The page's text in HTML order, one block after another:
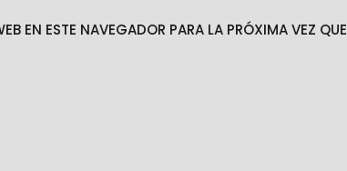
EN ESTE NAVEGADOR PARA LA PRÓXIMA VEZ QUE